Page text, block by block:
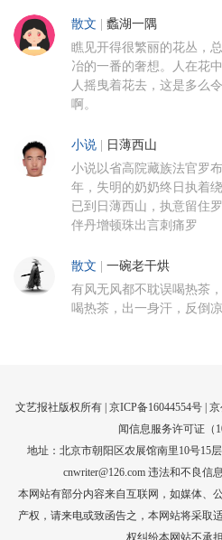
散文 蠡湖一隅
瞧见开得很繁丽的花丛，
冶的一番的奢想。人在花
人摇曳着花去，这是多么
啊。
小说 日薄西山
小说以省高院藏族法官罗
年，失明的奶奶终日执着
已到日薄西山，执意留住
伴丹增顿珠出言刺痛罗
散文 一碗老干烘
有风无风都不耽误喝热茶
喝热茶，出一身汗，反倒凉
文艺报社版权所有 | 京ICP备16044554号| 京
闻信息服务许可证（
地址：北京市朝阳区农展馆南里10号15
cnwriter@126.com 违法和不良信
本网站有部分内容来自互联网，如媒体、
产权，请来电或致函告之，本网站将采取
权纠纷本网站不承